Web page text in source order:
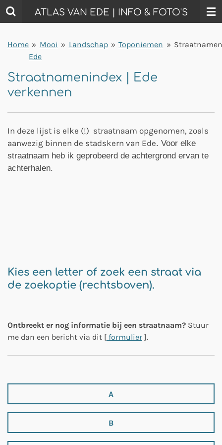
Ga
direct
de
hoofdinhoud
ATLAS VAN EDE | INFO & FOTO'S
Home » Mooi
Ede
» Landschap » Toponiemen »
Straatnamenindex | Ede
verkennen
In deze lijst is elke (!) straatnaam opgenomen, zoals
aanwezig binnen de stadskern van Ede. Voor elke
straatnaam heb ik geprobeerd de achtergrond ervan te
achterhalen.
Kies een letter of zoek een straat via
de zoekoptie (rechtsboven).
Ontbreekt er nog informatie bij een straatnaam? Stuur
me dan een bericht via dit [ formulier].
A
B